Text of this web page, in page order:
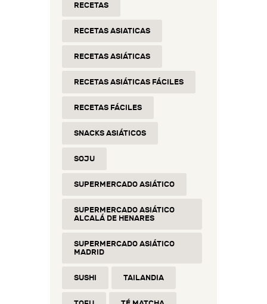
RECETAS
RECETAS ASIATICAS
RECETAS ASIÁTICAS
RECETAS ASIÁTICAS FÁCILES
RECETAS FÁCILES
SNACKS ASIÁTICOS
SOJU
SUPERMERCADO ASIÁTICO
SUPERMERCADO ASIÁTICO
ALCALÁ DE HENARES
SUPERMERCADO ASIÁTICO
MADRID
SUSHI TAILANDIA